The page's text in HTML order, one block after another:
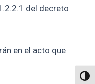
del decreto
en el acto que